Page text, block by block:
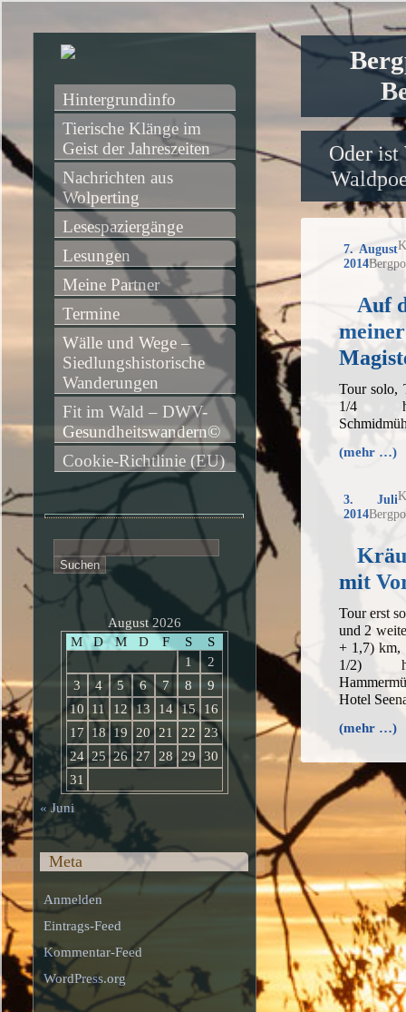
Oder ist
7. August
2014
Auf
meiner
Tour solo,
1/4 h,
(mehr …)
3. Juli
2014
mit
Tour erst
und 2
+ 1,7) km,
1/2) h,
Hotel
(mehr …)
Hintergrundinfo
Tierische Klänge im
Geist der Jahreszeiten
Nachrichten aus
Wolperting
Lesespaziergänge
Lesungen
Meine Partner
Termine
Wälle und Wege –
Siedlungshistorische
Wanderungen
Fit im Wald – DWV-
Gesundheitswandern©
Cookie-Richtlinie (EU)
nach:
August 2026
M
D M D F S
S
1
2
3
4 5 6 7 8
9
10
11 12 13 14 15
16
17
18 19 20 21 22
23
24 25 26 27 28 29
30
31
« Juni
Meta
Anmelden
Eintrags-Feed
Kommentar-Feed
WordPress.org